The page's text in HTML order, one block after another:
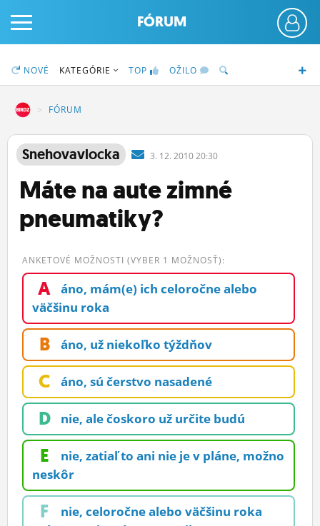
PRIHLÁS SA
ČINŽIAK
FÓRUM
BLOGY
OBRÁZKY
ĽUDIA
MÔJ PROFIL
NASTAVENIA
ROLETA
FÓRUM
NOVÉ KATEGÓRIE TOP OŽILO
FÓRUM
Snehovavlocka 3. 12. 2010 20:30
Máte na aute zimné
pneumatiky?
ANKETOVÉ MOŽNOSTI (VYBER 1 MOŽNOSŤ):
A
áno, mám(e) ich celoročne alebo
väčšinu roka
B áno, už niekoľko týždňov
C áno, sú čerstvo nasadené
D nie, ale čoskoro už určite budú
E
nie, zatiaľ to ani nie je v pláne, možno
neskôr
F
nie, celoročne alebo väčšinu roka